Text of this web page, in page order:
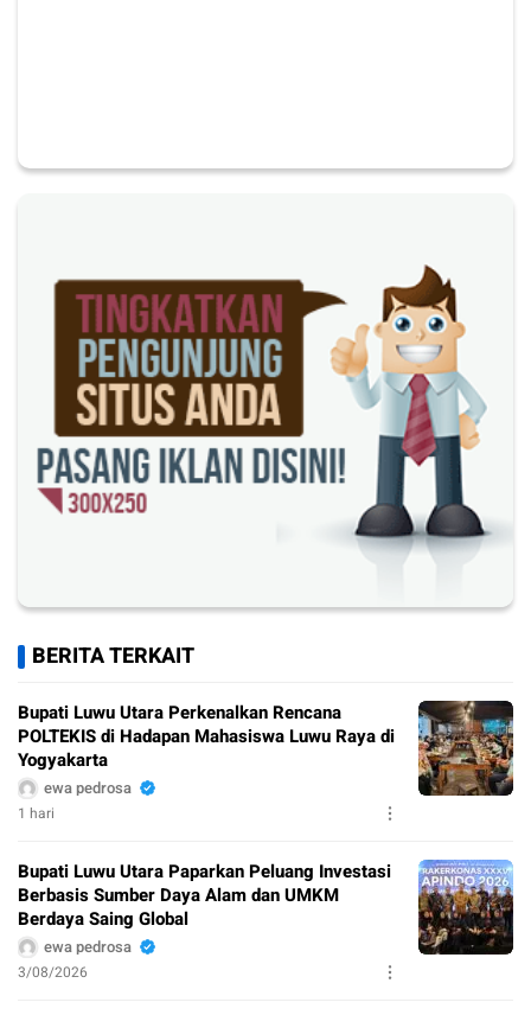
BERITA TERKAIT
Bupati Luwu Utara Perkenalkan Rencana
POLTEKIS di Hadapan Mahasiswa Luwu Raya di
Yogyakarta
ewa pedrosa
1 hari
Bupati Luwu Utara Paparkan Peluang Investasi
Berbasis Sumber Daya Alam dan UMKM
Berdaya Saing Global
ewa pedrosa
3/08/2026